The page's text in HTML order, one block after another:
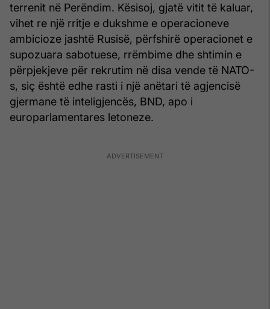
terrenit në Perëndim. Kësisoj, gjatë vitit të kaluar,
vihet re një rritje e dukshme e operacioneve
ambicioze jashtë Rusisë, përfshirë operacionet e
supozuara sabotuese, rrëmbime dhe shtimin e
përpjekjeve për rekrutim në disa vende të NATO-
s, siç është edhe rasti i një anëtari të agjencisë
gjermane të inteligjencës, BND, apo i
europarlamentares letoneze.